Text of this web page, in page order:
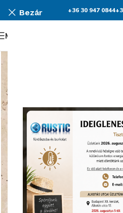
Bezár +36 30 947 0844
Menü